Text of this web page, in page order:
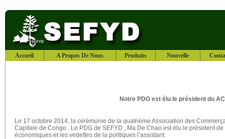
Accueil A Propos De Nous Produits Nouvelle
Notre PDG est élu le président du
Le 17 octobre 2014, la cérémonie de la quatrième Association des
Capitale de Congo . Le PDG de SEFYD , Ma De Chao est élu le président
économiques et les vedettes de la politiques l’assistant.